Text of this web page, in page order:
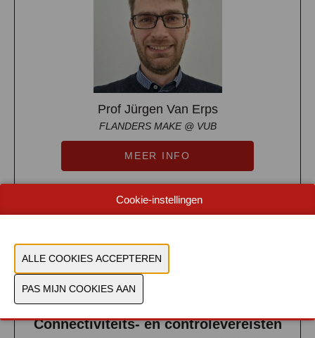
Prof Jürgen Van Erps
FLANDERS MAKE @ VUB
MEER INFO
11:15-11:45
Connectivator
Connectiviteits- en controlevereisten
Cookie-instellingen